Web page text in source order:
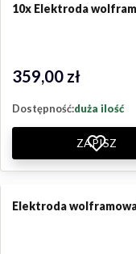
10x Elektroda
Cena
359,00 zł
Dostępność:duża ilość
ZAPISZ
Elektroda